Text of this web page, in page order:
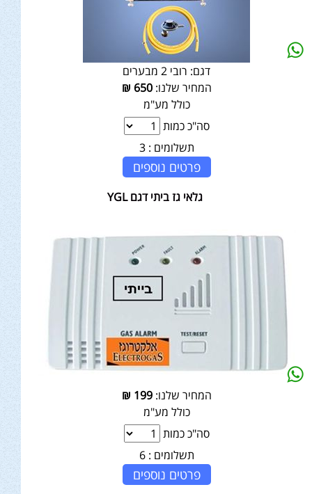
דגם: רובי 2 מבערים
המחיר שלנו:650
₪
כולל מע"מ
סה"כ כמות
תשלומים : 3
פרטים נוספים
גלאי גז ביתי דגם YGL
המחיר שלנו:199
₪
כולל מע"מ
סה"כ כמות
תשלומים : 6
פרטים נוספים